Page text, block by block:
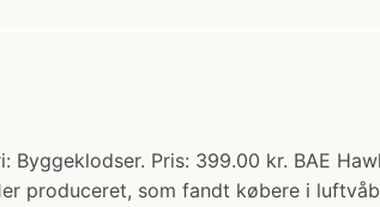
Byggeklodser. Pris: 399.00 kr. BAE
produceret, som fandt købere i